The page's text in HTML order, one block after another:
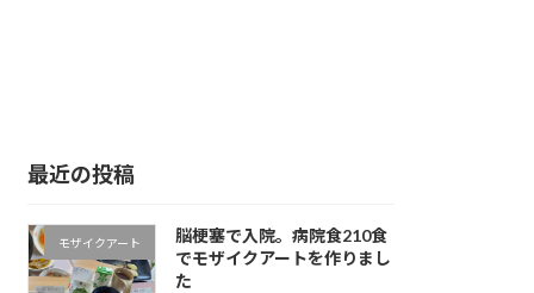
最近の投稿
モザイクアート
脳梗塞で入院。病院食210食
でモザイクアートを作りまし
た